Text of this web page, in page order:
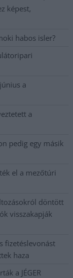
képest,
habos isler?
a
a
pedig egy másik
el a mezőtúri
döntött
visszakapják
fizetéslevonást
haza
a JÉGER